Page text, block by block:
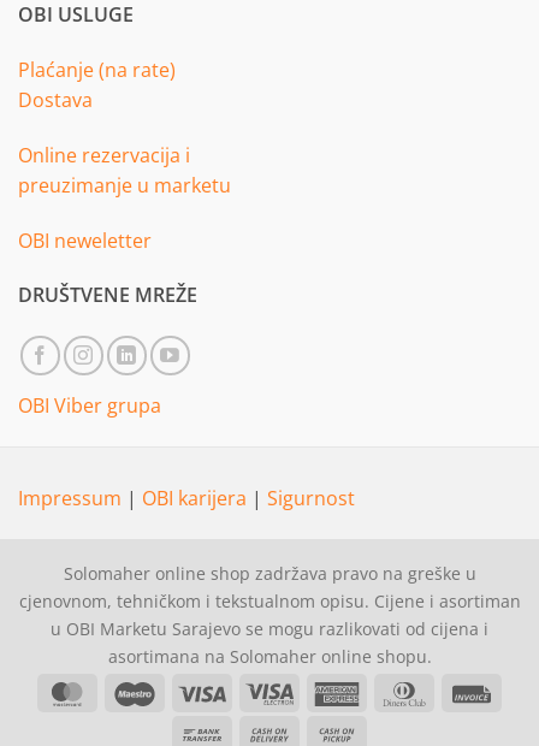
OBI USLUGE
Plaćanje (na rate)
Dostava
Online rezervacija i
preuzimanje u marketu
OBI neweletter
DRUŠTVENE MREŽE
OBI Viber grupa
Impressum | OBI karijera | Sigurnost
Solomaher online shop zadržava pravo na greške u
cjenovnom, tehničkom i tekstualnom opisu. Cijene i asortiman
u OBI Marketu Sarajevo se mogu razlikovati od cijena i
asortimana na Solomaher online shopu.
MasterCardMaestro Visa
Visa
American Dinners
Bank
Cash